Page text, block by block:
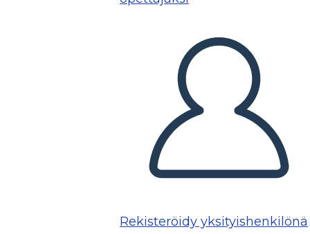
Rekisteröidy yksityishenkilönä